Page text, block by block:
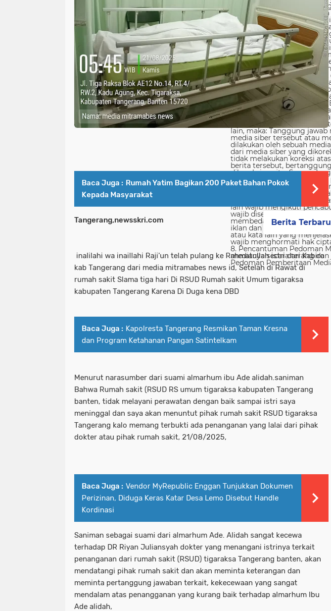
Baca Juga : Rumah Yatim Bagikan 200 Paket Bahan Pokok
Kepada Masyarakat
Tangerang,newsskri.com
inalilahi wa inaillahi Raji'un telah pulang ke Rahmatullah istri dari Kabiro
kab Tangerang dari media mitramabes news id, Setelah di Rawat di
rumah sakit Slama tiga hari Di RSUD Rumah sakit Umum tigaraksa
kabupaten Tangerang Karena Di Duga kena DBD
Baca Juga : Kapolresta Tangerang Resmikan Taman Kresna
dan Program Ketahanan Pangan Satintelkam
Menurut narasumber dari suami almarhum ibu Ade alidah.saniman
Bahwa Rumah sakit (RSUD RS umum tigaraksa kabupaten Tangerang
banten, tidak melayani perawatan dengan baik sampai istri saya
meninggal dan saya akan menuntut pihak rumah sakit RSUD tigaraksa
Tangerang kalo memang terbukti ada penanganan yang lalai dari pihak
dokter atau pihak rumah sakit, 21/08/2025,
Baca Juga : Vendor MyRepublic Enggan Tunjukkan Dokumen
Perizinan, Diduga Keras Katar Desa Lemo Disebut Handle
Kordinasi
Saniman sebagai suami dari almarhum Ade. Alidah sangat kecewa
terhadap DR Riyan Juliansyah dokter yang menangani istrinya terkait
penanganan dari rumah sakit (RSUD) tigaraksa Tangerang banten, akan
mendatangi pihak rumah sakit dan akan meminta keterangan dan
meminta pertanggung jawaban terkait, kekecewaan yang sangat
mendalam atas penangganan yang kurang baik terhadap almarhum Ibu
Ade alidah,
Berita Terbaru